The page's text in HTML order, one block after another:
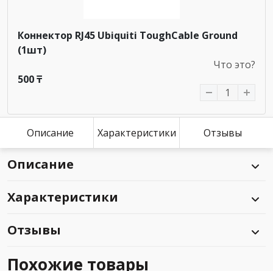
Коннектор RJ45 Ubiquiti ToughCable Ground
(1шт)
Что это?
500 ₸
Описание Характеристики Отзывы
Описание
Характеристики
Отзывы
Похожие товары